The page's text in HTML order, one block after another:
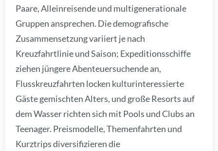
Paare, Alleinreisende und multigenerationale
Gruppen ansprechen. Die demografische
Zusammensetzung variiert je nach
Kreuzfahrtlinie und Saison; Expeditionsschiffe
ziehen jüngere Abenteuersuchende an,
Flusskreuzfahrten locken kulturinteressierte
Gäste gemischten Alters, und große Resorts auf
dem Wasser richten sich mit Pools und Clubs an
Teenager. Preismodelle, Themenfahrten und
Kurztrips diversifizieren die